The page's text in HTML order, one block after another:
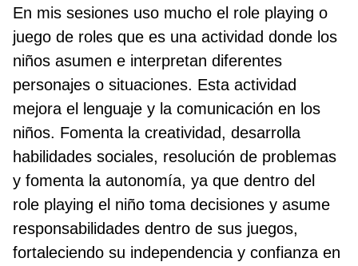
En mis sesiones uso mucho el role playing o
juego de roles que es una actividad donde los
niños asumen e interpretan diferentes
personajes o situaciones. Esta actividad
mejora el lenguaje y la comunicación en los
niños. Fomenta la creatividad, desarrolla
habilidades sociales, resolución de problemas
y fomenta la autonomía, ya que dentro del
role playing el niño toma decisiones y asume
responsabilidades dentro de sus juegos,
fortaleciendo su independencia y confianza en